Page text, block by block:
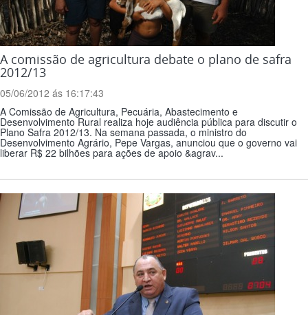
A comissão de agricultura debate o plano de safra
2012/13
05/06/2012 ás 16:17:43
A Comissão de Agricultura, Pecuária, Abastecimento e
Desenvolvimento Rural realiza hoje audiência pública para discutir o
Plano Safra 2012/13. Na semana passada, o ministro do
Desenvolvimento Agrário, Pepe Vargas, anunciou que o governo vai
liberar R$ 22 bilhões para ações de apoio &agrav...